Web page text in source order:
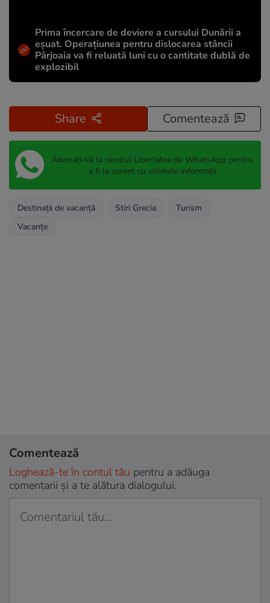
Prima încercare de deviere a cursului Dunării a
eșuat. Operațiunea pentru dislocarea stâncii
Pârjoaia va fi reluată luni cu o cantitate dublă de
explozibil
Share Comentează
Abonați-vă la canalul Libertatea de WhatsApp pentru
a fi la curent cu ultimele informații
Destinații de vacanță Stiri Grecia
Turism
Vacanțe
Comentează
Loghează-te în contul tău pentru a adăuga
comentarii și a te alătura dialogului.